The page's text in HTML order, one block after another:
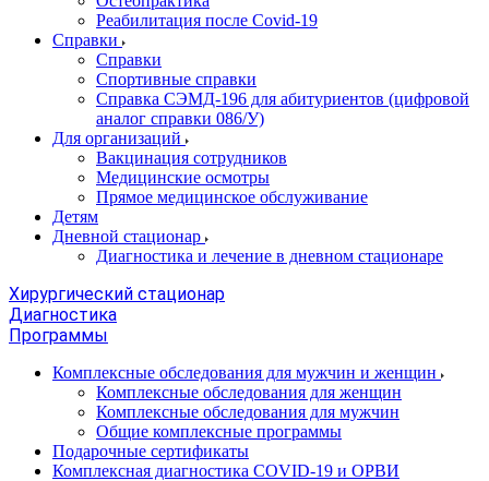
Реабилитация после Covid-19
Справки
Справки
Спортивные справки
Справка СЭМД‑196 для абитуриентов (цифровой
аналог справки 086/У)
Для организаций
Вакцинация сотрудников
Медицинские осмотры
Прямое медицинское обслуживание
Детям
Дневной стационар
Диагностика и лечение в дневном стационаре
Хирургический стационар
Диагностика
Программы
Комплексные обследования для мужчин и женщин
Комплексные обследования для женщин
Комплексные обследования для мужчин
Общие комплексные программы
Подарочные сертификаты
Комплексная диагностика COVID-19 и ОРВИ